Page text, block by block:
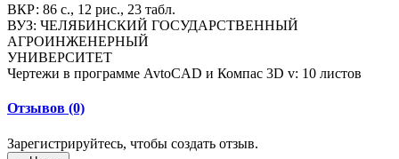
ВКР: 86 с., 12 рис., 23 табл.
ВУЗ: ЧЕЛЯБИНСКИЙ ГОСУДАРСТВЕННЫЙ
АГРОИНЖЕНЕРНЫЙ
УНИВЕРСИТЕТ
Чертежи в программе AvtoCAD и Компас 3D v: 10 листов
Отзывов (0)
Зарегистрируйтесь, чтобы создать отзыв.